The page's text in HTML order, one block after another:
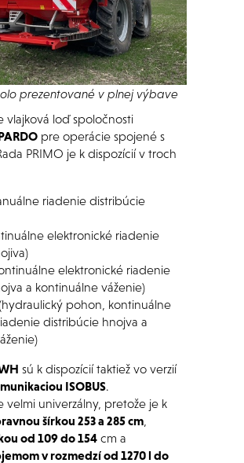
prezentované v plnej výbave
vlajková loď spoločnosti
pre operácie spojené s
PRIMO je k dispozícií v troch
riadenie distribúcie
elektronické riadenie
elektronické riadenie
a kontinuálne váženie)
pohon, kontinuálne
distribúcie hnojva a
sú k dispozícií taktiež vo verzií
ISOBUS.
velmi univerzálny, pretože je k
šírkou 253 a 285 cm,
od 109 do 154cm a
v rozmedzí od 1270 l do